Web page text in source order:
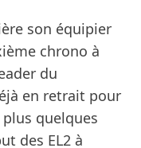
son équipier
chrono à
du
en retrait pour
quelques
des EL2 à